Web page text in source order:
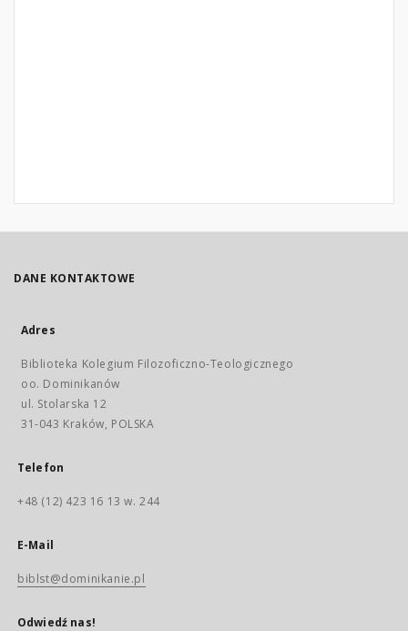
DANE KONTAKTOWE
Adres
Biblioteka Kolegium Filozoficzno-Teologicznego
oo. Dominikanów
ul. Stolarska 12
31-043 Kraków, POLSKA
Telefon
+48 (12) 423 16 13 w. 244
E-Mail
biblst@dominikanie.pl
Odwiedź nas!